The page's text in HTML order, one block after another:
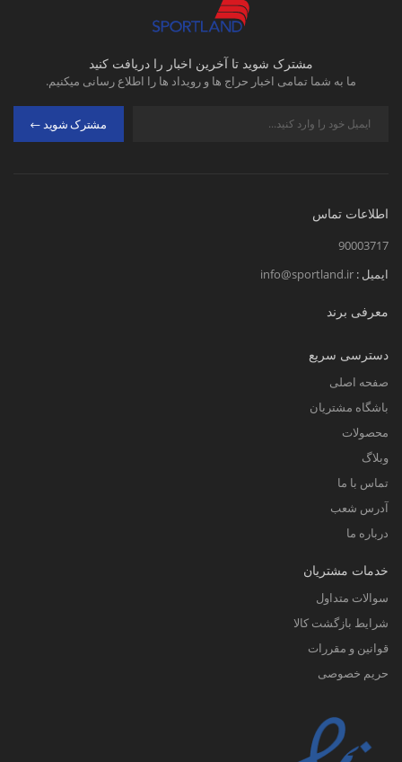
مشترک شوید تا آخرین اخبار را دریافت کنید
ما به شما تمامی اخبار حراج ها و رویداد ها را اطلاع رسانی میکنیم.
مشترک شوید
اطلاعات تماس
90003717
ایمیل : info@sportland.ir
معرفی برند
دسترسی سریع
صفحه اصلی
باشگاه مشتریان
محصولات
وبلاگ
تماس با ما
آدرس شعب
درباره ما
خدمات مشتریان
سوالات متداول
شرایط بازگشت کالا
قوانین و مقررات
حریم خصوصی